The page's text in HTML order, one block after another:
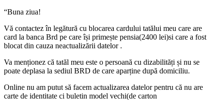
“Buna ziua!
Vă contactez în legătură cu blocarea cardului tatălui meu care are
card la banca Brd pe care își primește pensia(2400 lei)si care a fost
blocat din cauza neactualizării datelor .
Va menționez că tatăl meu este o persoană cu dizabilități și nu se
poate deplasa la sediul BRD de care aparține după domiciliu.
Online nu am putut să facem actualizarea datelor pentru că nu are
carte de identitate ci buletin model vechi(de carton